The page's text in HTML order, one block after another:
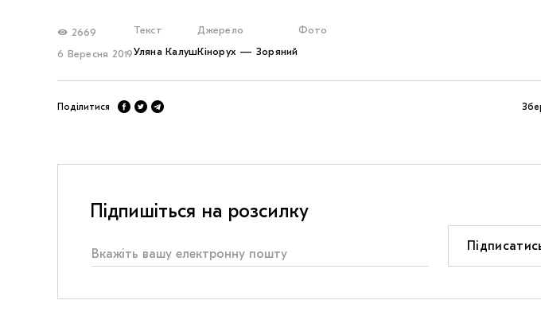
2669
6 Вересня 2019
Текст
Уляна Калуш
Джерело
Кінорух — Зоряний
Фото
Поділитися
Підпишіться на розсилку